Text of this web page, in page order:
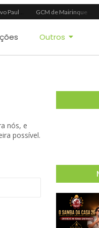
Outros
nós, e
possível.